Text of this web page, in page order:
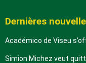
Dernières
Académico de Viseu
Simion Michez veut